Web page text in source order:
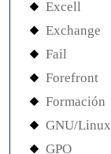
Excell
Exchange
Fail
Forefront
Formación
GNU/Linux
GPO